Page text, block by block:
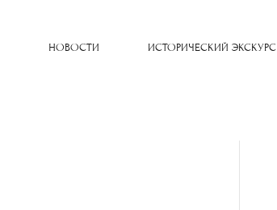
НОВОСТИ ИСТОРИЧЕСКИЙ ЭКСКУРС